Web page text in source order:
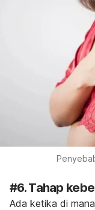
#6. Tahap
Ada ketika di